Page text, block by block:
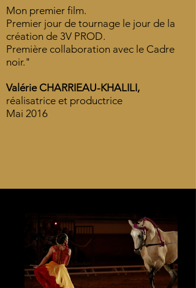
Mon premier film.
Premier jour de tournage le jour de la
création de 3V PROD.
Première collaboration avec le Cadre
noir."
Valérie CHARRIEAU-KHALILI,
réalisatrice et productrice
Mai 2016